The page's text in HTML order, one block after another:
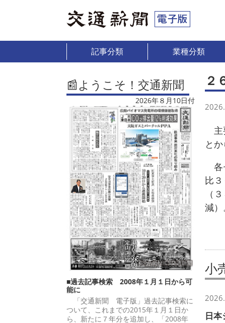
記事分類 業種分類
📰ようこそ！交通新聞
2026年８月10日付
■過去記事検索 2008年１月１日から可
能に
「交通新聞 電子版」過去記事検索に
ついて、これまでの2015年１月１日か
ら、新たに７年分を追加し、「2008年
２
主
と
各
比
（
減）
小
日